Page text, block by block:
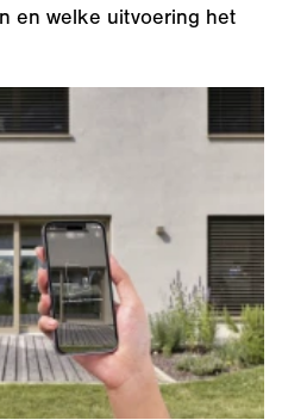
en welke uitvoering het